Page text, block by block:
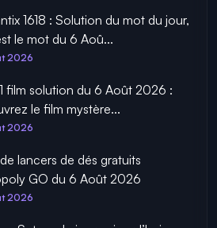
1618 : Solution du mot du jour,
le mot du 6 Aoû...
2026
film solution du 6 Août 2026 :
le film mystère...
2026
lancers de dés gratuits
GO du 6 Août 2026
2026